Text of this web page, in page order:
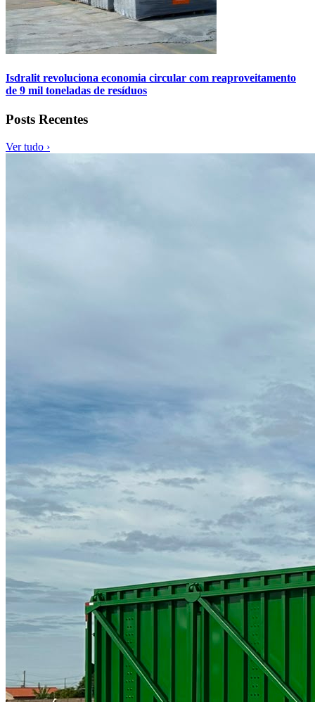
Isdralit revoluciona economia circular com reaproveitamento
de 9 mil toneladas de resíduos
Posts Recentes
Ver tudo ›